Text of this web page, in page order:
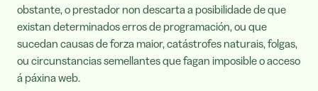
obstante, o prestador non descarta a posibilidade de que
existan determinados erros de programación, ou que
sucedan causas de forza maior, catástrofes naturais, folgas,
ou circunstancias semellantes que fagan imposible o acceso
á páxina web.